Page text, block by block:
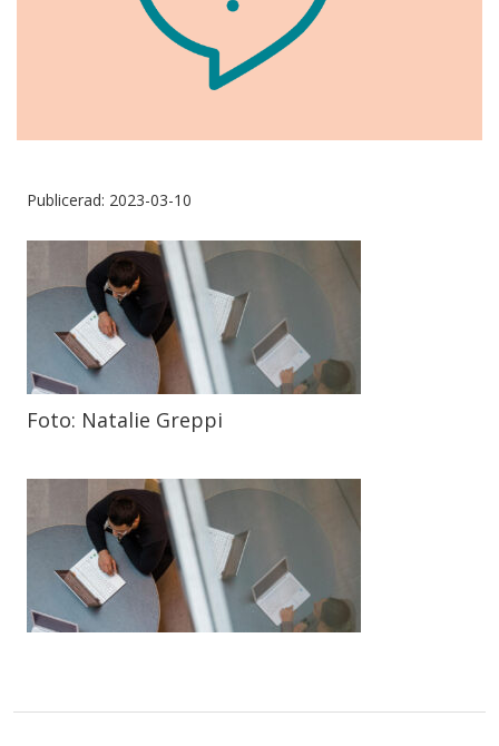
Publicerad: 2023-03-10
Foto: Natalie Greppi